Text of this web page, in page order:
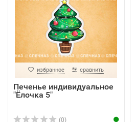
избранное сравнить
Печенье индивидуальное
"Ёлочка 5"
(0)